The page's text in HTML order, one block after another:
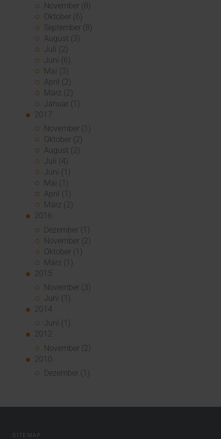
November (8)
Oktober (6)
September (8)
August (3)
Juli (2)
Juni (6)
Mai (3)
April (2)
März (2)
Januar (1)
2017
November (1)
Oktober (2)
August (2)
Juli (4)
Juni (1)
Mai (1)
April (1)
März (2)
2016
Dezember (1)
November (2)
Oktober (1)
März (1)
2015
November (3)
Juni (1)
2014
Juni (1)
2012
November (2)
2010
Dezember (1)
SITEMAP